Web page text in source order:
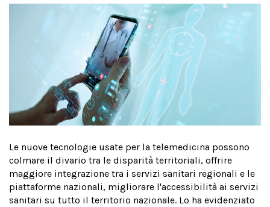
Le nuove tecnologie usate per la telemedicina possono
colmare il divario tra le disparità territoriali, offrire
maggiore integrazione tra i servizi sanitari regionali e le
piattaforme nazionali, migliorare l'accessibilità ai servizi
sanitari su tutto il territorio nazionale. Lo ha evidenziato